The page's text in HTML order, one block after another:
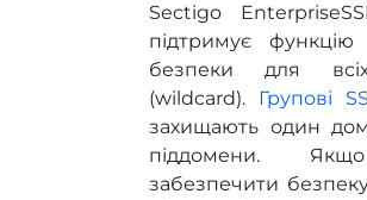
Sectigo
підтримує функцію
безпеки для
(wildcard).
Групові
захищають один
піддомени.
забезпечити